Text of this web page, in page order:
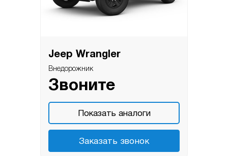
Jeep Wrangler
Внедорожник
Звоните
Показать аналоги
Заказать звонок